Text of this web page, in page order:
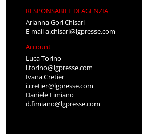
RESPONSABILE DI AGENZIA
Arianna Gori Chisari
E-maila.chisari@lgpresse.com
Account
Luca Torino
l.torino@lgpresse.com
Ivana Cretier
i.cretier@lgpresse.com
Daniele Fimiano
d.fimiano@lgpresse.com